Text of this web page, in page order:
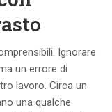
Ignorare
un errore di
lavoro. Circa un
una qualche